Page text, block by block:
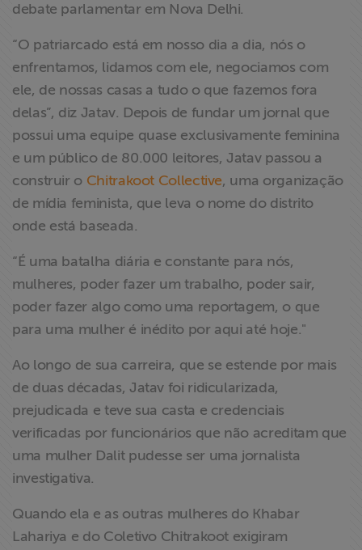
debate parlamentar em Nova Delhi.
“O patriarcado está em nosso dia a dia, nós o
enfrentamos, lidamos com ele, negociamos com
ele, de nossas casas a tudo o que fazemos fora
delas”, diz Jatav. Depois de fundar um jornal que
possui uma equipe quase exclusivamente feminina
e um público de 80.000 leitores, Jatav passou a
construir o Chitrakoot Collective, uma organização
de mídia feminista, que leva o nome do distrito
onde está baseada.
“É uma batalha diária e constante para nós,
mulheres, poder fazer um trabalho, poder sair,
poder fazer algo como uma reportagem, o que
para uma mulher é inédito por aqui até hoje."
Ao longo de sua carreira, que se estende por mais
de duas décadas, Jatav foi ridicularizada,
prejudicada e teve sua casta e credenciais
verificadas por funcionários que não acreditam que
uma mulher Dalit pudesse ser uma jornalista
investigativa.
Quando ela e as outras mulheres do Khabar
Lahariya e do Coletivo Chitrakoot exigiram